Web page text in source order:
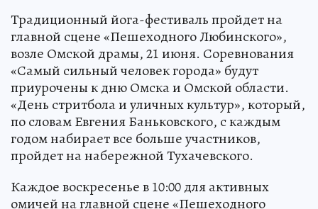
Традиционный йога-фестиваль пройдет на
главной сцене «Пешеходного Любинского»,
возле Омской драмы, 21 июня. Соревнования
«Самый сильный человек города» будут
приурочены к дню Омска и Омской области.
«День стритбола и уличных культур», который,
по словам Евгения Баньковского, с каждым
годом набирает все больше участников,
пройдет на набережной Тухачевского.
Каждое воскресенье в 10:00 для активных
омичей на главной сцене «Пешеходного